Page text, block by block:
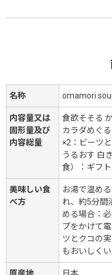
名称 omamori
内容量又は
固形量及び
内容総量
食欲そそる
カラダめぐ
×2：ビーツ
うるおす 白
食）：ギフ
美味しい食
べ方
お湯で温め
れ、約5分間
める場合：
プをかけて
ツとクコの
もおいしくい
原産地 日本